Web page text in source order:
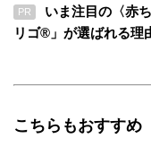
PR
いま注目の〈赤
リゴ®」が選ばれる理
こちらもおすすめ